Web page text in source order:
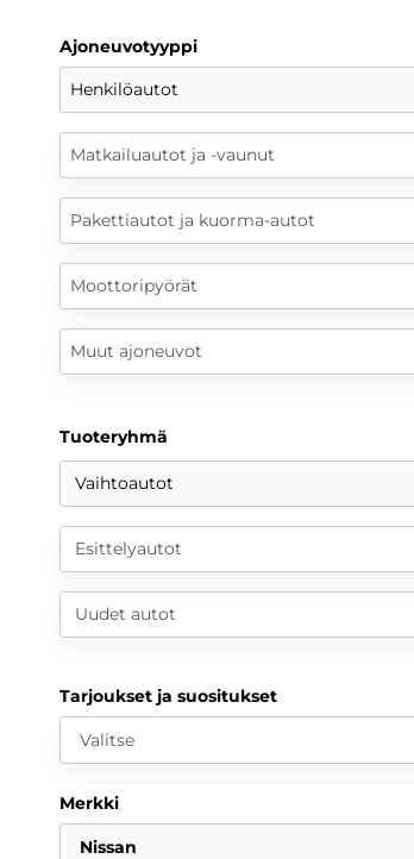
Ajoneuvotyyppi
Henkilöautot
Matkailuautot ja -vaunut
Pakettiautot ja kuorma-autot
Moottoripyörät
Muut ajoneuvot
Tuoteryhmä
Vaihtoautot
Esittelyautot
Uudet autot
Tarjoukset ja suositukset
Valitse
Merkki
Nissan